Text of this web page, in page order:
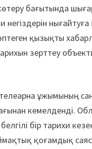
бағытында
негіздерін
қызықты
зерттеу
ұжымының
кемелденді.
бір тарихи
қоғамдық